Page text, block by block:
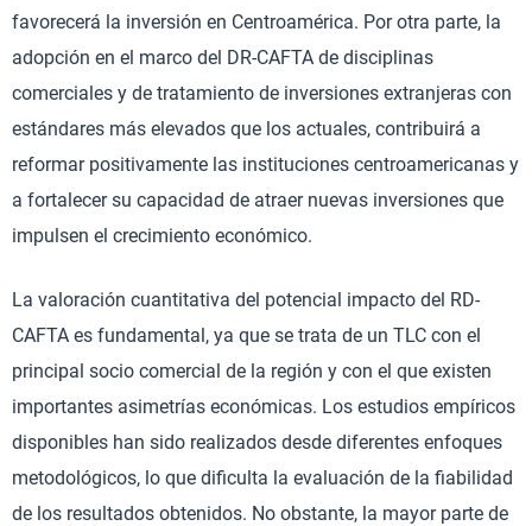
favorecerá la inversión en Centroamérica. Por otra parte, la
adopción en el marco del DR-CAFTA de disciplinas
comerciales y de tratamiento de inversiones extranjeras con
estándares más elevados que los actuales, contribuirá a
reformar positivamente las instituciones centroamericanas y
a fortalecer su capacidad de atraer nuevas inversiones que
impulsen el crecimiento económico.
La valoración cuantitativa del potencial impacto del RD-
CAFTA es fundamental, ya que se trata de un TLC con el
principal socio comercial de la región y con el que existen
importantes asimetrías económicas. Los estudios empíricos
disponibles han sido realizados desde diferentes enfoques
metodológicos, lo que dificulta la evaluación de la fiabilidad
de los resultados obtenidos. No obstante, la mayor parte de